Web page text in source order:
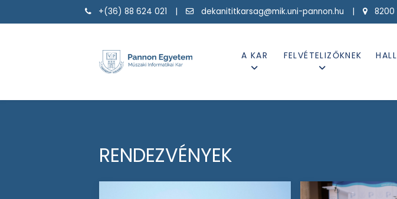
+(36) 88 624 021 | dekanititkarsag@mik.uni-pannon.hu | 8200
A KAR FELVÉTELIZŐKNEK
RENDEZVÉNYEK